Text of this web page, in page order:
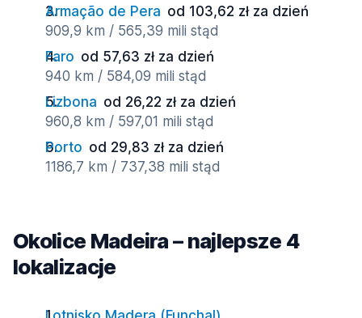
Armação de Pera od 103,62 zł za dzień
909,9 km / 565,39 mili stąd
Faro od 57,63 zł za dzień
940 km / 584,09 mili stąd
Lizbona od 26,22 zł za dzień
960,8 km / 597,01 mili stąd
Porto od 29,83 zł za dzień
1186,7 km / 737,38 mili stąd
Okolice Madeira – najlepsze 4
lokalizacje